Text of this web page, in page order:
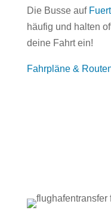
Die Busse auf
häufig und halten
deine Fahrt ein!
Fahrpläne &